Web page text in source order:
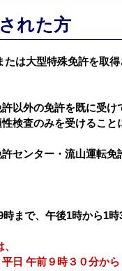
れた方
たは大型特殊免許を取
以外の免許を既に受
検査のみを受けること
センター・流山運転免
まで、午後1時から1時
日 午前９時３０分か